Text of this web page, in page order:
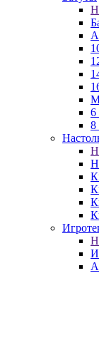
6
8